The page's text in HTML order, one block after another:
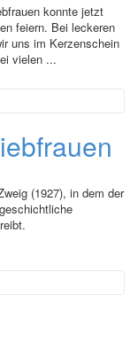
konnte jetzt
feiern. Bei leckeren
uns im Kerzenschein
vielen ...
(1927), in dem der